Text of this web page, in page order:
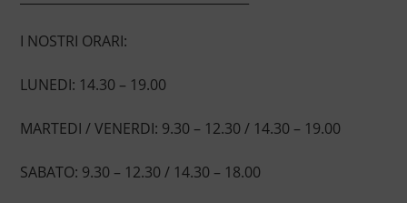
I NOSTRI ORARI:
LUNEDI: 14.30 – 19.00
MARTEDI / VENERDI: 9.30 – 12.30 / 14.30 – 19.00
SABATO: 9.30 – 12.30 / 14.30 – 18.00